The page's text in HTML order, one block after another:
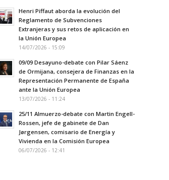
Henri Piffaut aborda la evolución del
Reglamento de Subvenciones
Extranjeras y sus retos de aplicación en
la Unión Europea
14/07/2026 - 15:09
09/09 Desayuno-debate con Pilar Sáenz
de Ormijana, consejera de Finanzas en la
Representación Permanente de España
ante la Unión Europea
13/07/2026 - 11:24
25/11 Almuerzo-debate con Martin Engell-
Rossen, jefe de gabinete de Dan
Jørgensen, comisario de Energía y
Vivienda en la Comisión Europea
06/07/2026 - 12:41